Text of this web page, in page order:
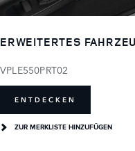
ERWEITERTES
VPLE550PRT02
ENTDECKEN
ZUR MERKLISTE HINZUFÜGEN